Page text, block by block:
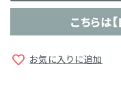
こちらは
お気に入りに追加